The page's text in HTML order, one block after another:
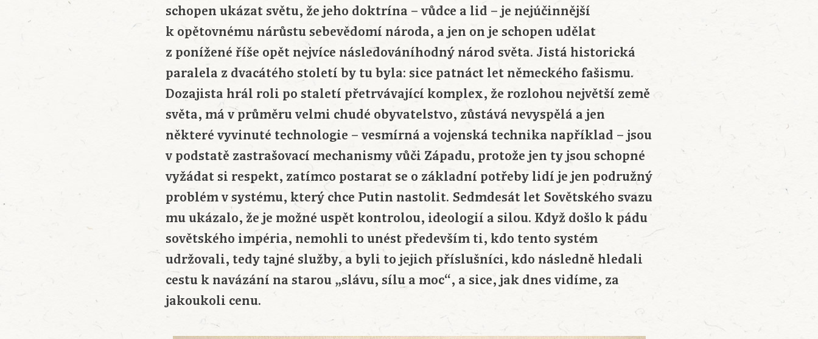
schopen ukázat světu, že jeho doktrína – vůdce a lid – je nejúčinnější
k opětovnému nárůstu sebevědomí národa, a jen on je schopen udělat
z ponížené říše opět nejvíce následováníhodný národ světa. Jistá historická
paralela z dvacátého století by tu byla: sice patnáct let německého fašismu.
Dozajista hrál roli po staletí přetrvávající komplex, že rozlohou největší země
světa, má v průměru velmi chudé obyvatelstvo, zůstává nevyspělá a jen
některé vyvinuté technologie – vesmírná a vojenská technika například – jsou
v podstatě zastrašovací mechanismy vůči Západu, protože jen ty jsou schopné
vyžádat si respekt, zatímco postarat se o základní potřeby lidí je jen podružný
problém v systému, který chce Putin nastolit. Sedmdesát let Sovětského svazu
mu ukázalo, že je možné uspět kontrolou, ideologií a silou. Když došlo k pádu
sovětského impéria, nemohli to unést především ti, kdo tento systém
udržovali, tedy tajné služby, a byli to jejich příslušníci, kdo následně hledali
cestu k navázání na starou „slávu, sílu a moc“, a sice, jak dnes vidíme, za
jakoukoli cenu.